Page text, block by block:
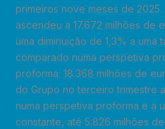
primeiros nove meses de
ascendeu a 17.672 milhões de
uma diminuição de 1,3% a uma
comparado numa perspetiva
proforma: 18.368 milhões de
do Grupo no terceiro trimestre
numa perspetiva proforma e a
constante, até 5.826 milhões